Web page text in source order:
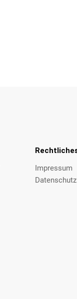
Impressum
Datenschutz